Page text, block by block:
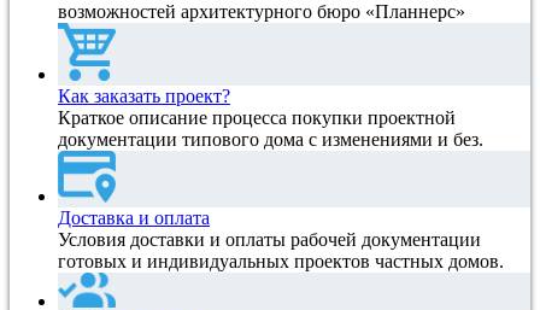
возможностей архитектурного бюро «Планнерс»
Как заказать проект?
Краткое описание процесса покупки проектной
документации типового дома с изменениями и без.
Доставка и оплата
Условия доставки и оплаты рабочей документации
готовых и индивидуальных проектов частных домов.